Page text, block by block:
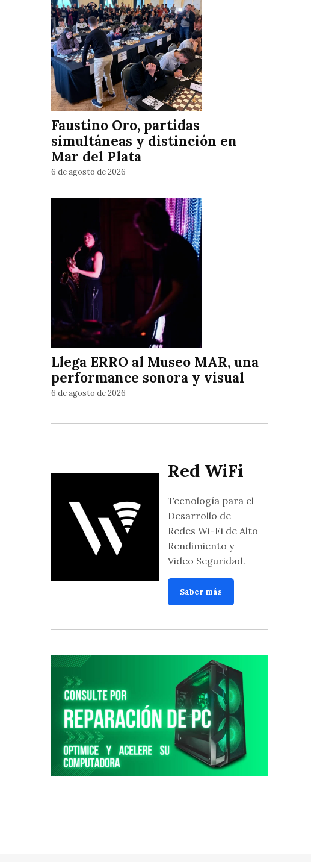
Faustino Oro, partidas
simultáneas y distinción en
Mar del Plata
6 de agosto de 2026
Llega ERRO al Museo MAR, una
performance sonora y visual
6 de agosto de 2026
Red WiFi
Tecnología para el
Desarrollo de
Redes Wi-Fi de Alto
Rendimiento y
Video Seguridad.
Saber más